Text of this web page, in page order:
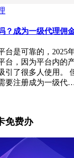
？成为一级代理佣
台是可靠的，2025
台，因为平台内的
引了很多人使用。
要注册成为一级代
免费办